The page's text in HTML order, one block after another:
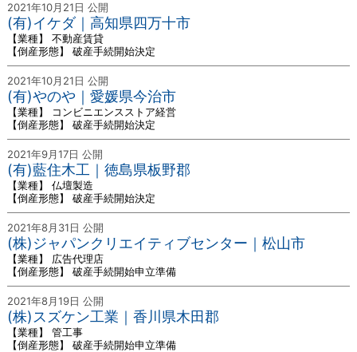
2021年10月21日 公開
(有)イケダ｜高知県四万十市
【業種】 不動産賃貸
【倒産形態】 破産手続開始決定
2021年10月21日 公開
(有)やのや｜愛媛県今治市
【業種】 コンビニエンスストア経営
【倒産形態】 破産手続開始決定
2021年9月17日 公開
(有)藍住木工｜徳島県板野郡
【業種】 仏壇製造
【倒産形態】 破産手続開始決定
2021年8月31日 公開
(株)ジャパンクリエイティブセンター｜松山市
【業種】 広告代理店
【倒産形態】 破産手続開始申立準備
2021年8月19日 公開
(株)スズケン工業｜香川県木田郡
【業種】 管工事
【倒産形態】 破産手続開始申立準備